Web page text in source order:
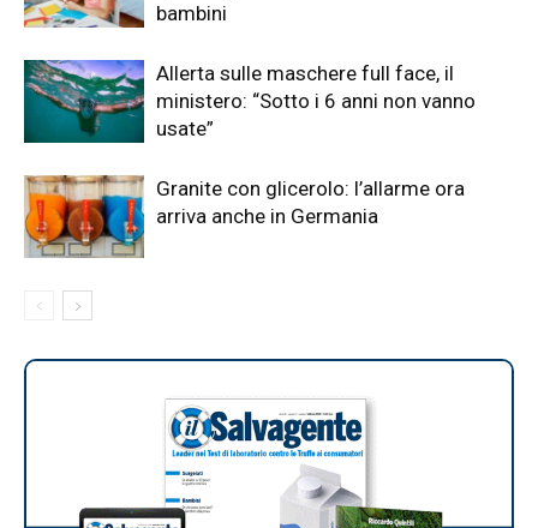
bambini
Allerta sulle maschere full face, il
ministero: “Sotto i 6 anni non vanno
usate”
Granite con glicerolo: l’allarme ora
arriva anche in Germania